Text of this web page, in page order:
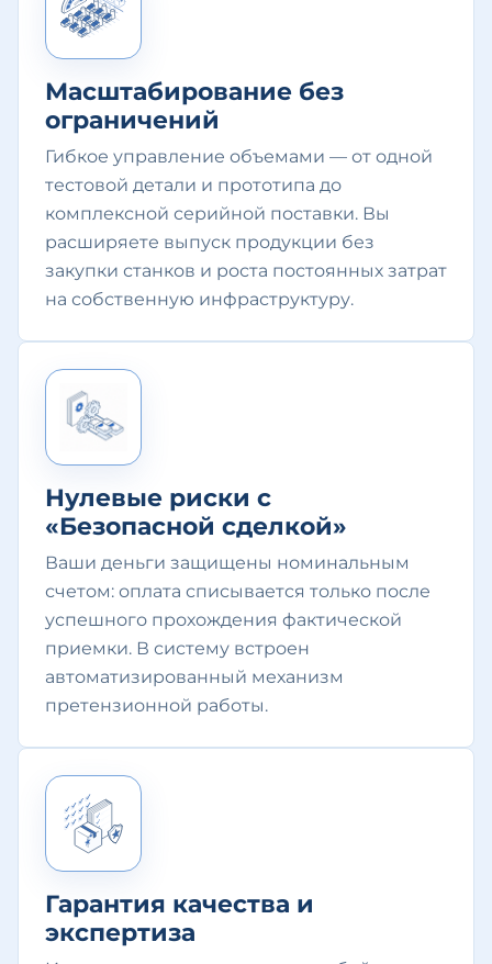
Масштабирование без
ограничений
Гибкое управление объемами — от одной
тестовой детали и прототипа до
комплексной серийной поставки. Вы
расширяете выпуск продукции без
закупки станков и роста постоянных затрат
на собственную инфраструктуру.
Нулевые риски с
«Безопасной сделкой»
Ваши деньги защищены номинальным
счетом: оплата списывается только после
успешного прохождения фактической
приемки. В систему встроен
автоматизированный механизм
претензионной работы.
Гарантия качества и
экспертиза